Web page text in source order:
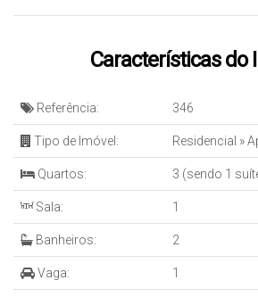
Características do
Referência: 346
Tipo de Imóvel: Residencial »
Quartos: 3 (sendo 1
Sala: 1
Banheiros: 2
Vaga: 1